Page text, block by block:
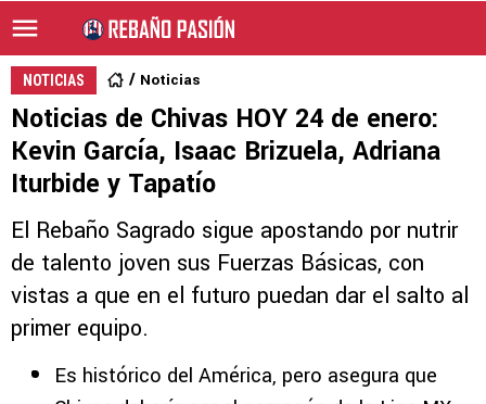
NOTICIAS Noticias
Noticias de Chivas HOY 24 de enero:
Kevin García, Isaac Brizuela, Adriana
Iturbide y Tapatío
El Rebaño Sagrado sigue apostando por nutrir
de talento joven sus Fuerzas Básicas, con
vistas a que en el futuro puedan dar el salto al
primer equipo.
Es histórico del América, pero asegura que